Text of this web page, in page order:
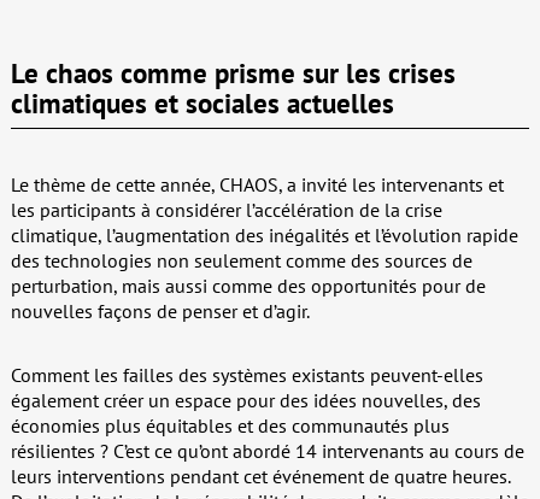
Le chaos comme prisme sur les crises
climatiques et sociales actuelles
Le thème de cette année, CHAOS, a invité les intervenants et
les participants à considérer l’accélération de la crise
climatique, l’augmentation des inégalités et l’évolution rapide
des technologies non seulement comme des sources de
perturbation, mais aussi comme des opportunités pour de
nouvelles façons de penser et d’agir.
Comment les failles des systèmes existants peuvent-elles
également créer un espace pour des idées nouvelles, des
économies plus équitables et des communautés plus
résilientes ? C’est ce qu’ont abordé 14 intervenants au cours de
leurs interventions pendant cet événement de quatre heures.